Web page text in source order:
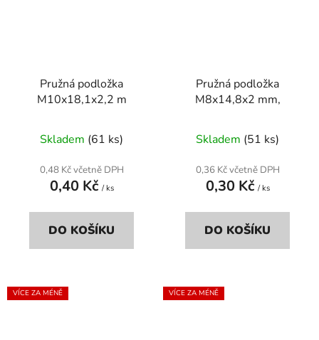
Pružná podložka
M10x18,1x2,2 m
Skladem (61 ks)
0,48 Kč včetně DPH
0,40 Kč / ks
DO KOŠÍKU
Pružná podložka
M8x14,8x2 mm,
Skladem (51 ks)
0,36 Kč včetně DPH
0,30 Kč / ks
DO KOŠÍKU
VÍCE ZA MÉNĚ VÍCE ZA MÉNĚ